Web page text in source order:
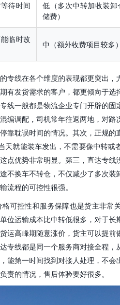
待时间
低（多次中转加收装卸
储费）
临时改
中（额外收费项目较多）
专线在各个维度的表现都更突出，
有发货需求的客户，都更倾向于选
线一般都是物流企业专门开辟的固
编调配，司机常年往返两地，对
靠耽误时间的情况。其次，正规的
天就能装车发出，不需要像中转或
点优势非常明显。第三，直达专
不换车不转仓，不仅减少了多次装
流程的可控性很强。
可控性和服务保障也是货主非常
位运输成本比中转低很多，对于长
运高峰期随意涨价，货主可以提
专线都是同一个服务商对接全程，
能第一时间找到对接人处理，不会
责的情况，售后体验要好很多。